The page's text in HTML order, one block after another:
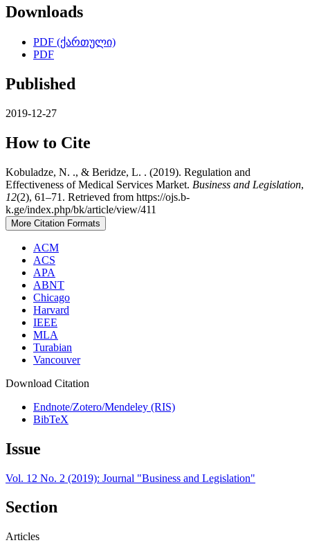
Downloads
PDF (ქართული)
PDF
Published
2019-12-27
How to Cite
Kobuladze, N. ., & Beridze, L. . (2019). Regulation and
Effectiveness of Medical Services Market. Business and Legislation,
12(2), 61–71. Retrieved from https://ojs.b-
k.ge/index.php/bk/article/view/411
More Citation Formats
ACM
ACS
APA
ABNT
Chicago
Harvard
IEEE
MLA
Turabian
Vancouver
Download Citation
Endnote/Zotero/Mendeley (RIS)
BibTeX
Issue
Vol. 12 No. 2 (2019): Journal "Business and Legislation"
Section
Articles